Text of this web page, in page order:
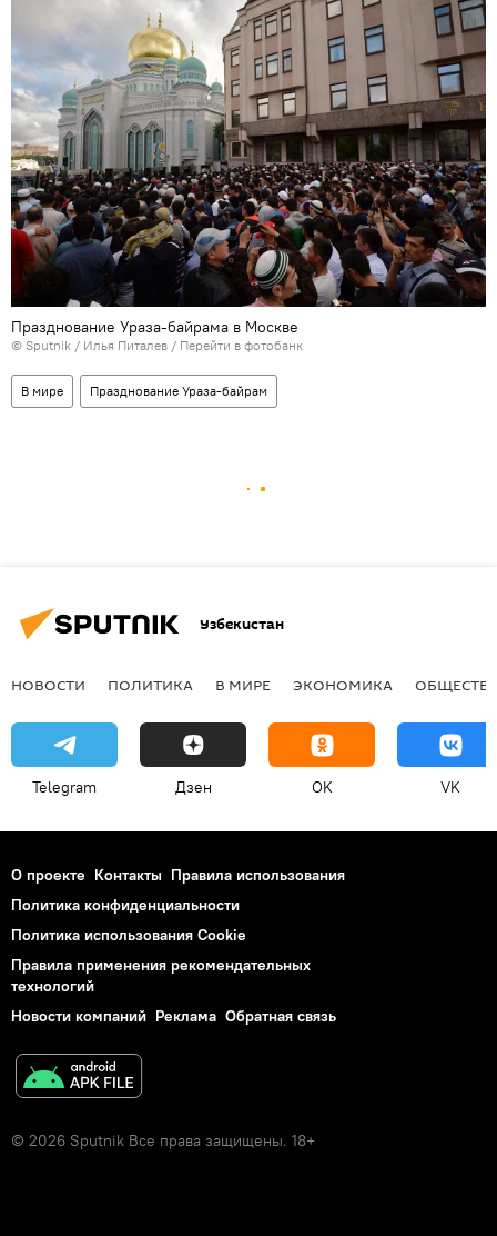
Празднование Ураза-байрама в Москве
© Sputnik / Илья Питалев / Перейти в фотобанк
В мире Празднование Ураза-байрам
Узбекистан
НОВОСТИ ПОЛИТИКА В МИРЕ ЭКОНОМИКА
Telegram Дзен OK VK
О проекте Контакты Правила использования
Политика конфиденциальности
Политика использования Cookie
Правила применения рекомендательных
технологий
Новости компаний Реклама Обратная связь
© 2026 Sputnik Все права защищены. 18+